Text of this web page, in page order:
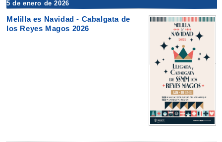
5 de enero de 2026
Melilla es Navidad - Cabalgata de
los Reyes Magos 2026